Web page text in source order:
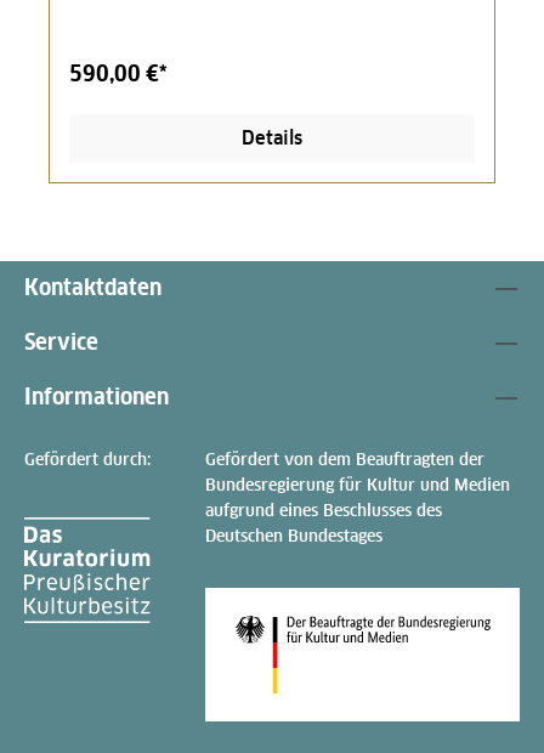
590,00 €*
Details
Kontaktdaten
Service
Informationen
Gefördert durch:
Gefördert von dem Beauftragten der
Bundesregierung für Kultur und Medien
aufgrund eines Beschlusses des
Deutschen Bundestages